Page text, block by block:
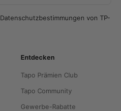
Datenschutzbestimmungen von TP-
Entdecken
Tapo Prämien Club
Tapo Community
Gewerbe-Rabatte